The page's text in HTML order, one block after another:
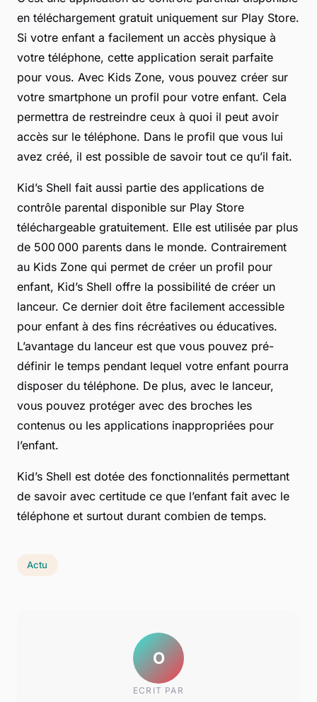
en téléchargement gratuit uniquement sur Play Store.
Si votre enfant a facilement un accès physique à
votre téléphone, cette application serait parfaite
pour vous. Avec Kids Zone, vous pouvez créer sur
votre smartphone un profil pour votre enfant. Cela
permettra de restreindre ceux à quoi il peut avoir
accès sur le téléphone. Dans le profil que vous lui
avez créé, il est possible de savoir tout ce qu’il fait.
Kid’s Shell fait aussi partie des applications de
contrôle parental disponible sur Play Store
téléchargeable gratuitement. Elle est utilisée par plus
de 500 000 parents dans le monde. Contrairement
au Kids Zone qui permet de créer un profil pour
enfant, Kid’s Shell offre la possibilité de créer un
lanceur. Ce dernier doit être facilement accessible
pour enfant à des fins récréatives ou éducatives.
L’avantage du lanceur est que vous pouvez pré-
définir le temps pendant lequel votre enfant pourra
disposer du téléphone. De plus, avec le lanceur,
vous pouvez protéger avec des broches les
contenus ou les applications inappropriées pour
l’enfant.
Kid’s Shell est dotée des fonctionnalités permettant
de savoir avec certitude ce que l’enfant fait avec le
téléphone et surtout durant combien de temps.
Actu
O
ECRIT PAR